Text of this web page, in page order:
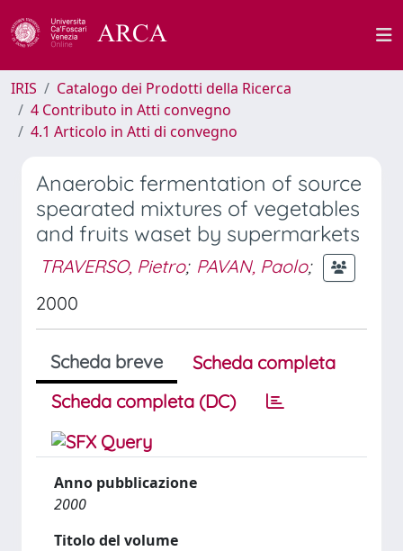
IRIS
Catalogo dei Prodotti della Ricerca
4 Contributo in Atti convegno
4.1 Articolo in Atti di convegno
Anaerobic fermentation of source
spearated mixtures of vegetables
and fruits waset by supermarkets
TRAVERSO, Pietro; PAVAN, Paolo;
2000
Scheda breve
Scheda completa
Scheda completa (DC)
Anno pubblicazione
2000
Titolo del volume